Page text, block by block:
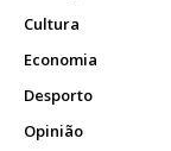
Cultura
Economia
Desporto
Opinião